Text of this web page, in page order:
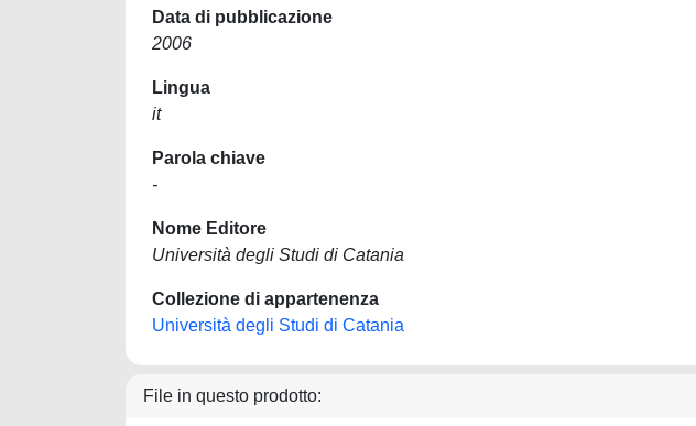
Data di pubblicazione
2006
Lingua
it
Parola chiave
-
Nome Editore
Università degli Studi di Catania
Collezione di appartenenza
Università degli Studi di Catania
File in questo prodotto: